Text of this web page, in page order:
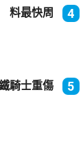
料最快周
4
騎士重傷
5